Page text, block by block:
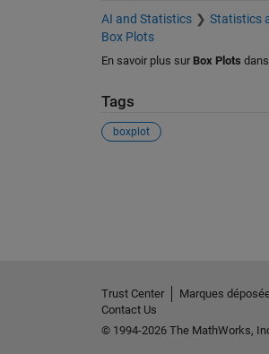
AI and Statistics Statistics
Box Plots
En savoir plus sur Box Plots dans
Tags
boxplot
Trust Center Marques
Contact Us
© 1994-2026 The MathWorks,